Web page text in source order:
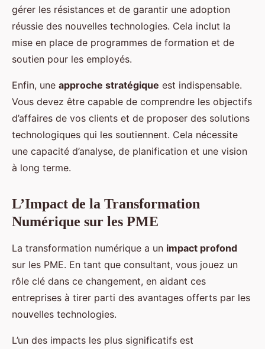
gérer les résistances et de garantir une adoption
réussie des nouvelles technologies. Cela inclut la
mise en place de programmes de formation et de
soutien pour les employés.
Enfin, une approche stratégique est indispensable.
Vous devez être capable de comprendre les objectifs
d’affaires de vos clients et de proposer des solutions
technologiques qui les soutiennent. Cela nécessite
une capacité d’analyse, de planification et une vision
à long terme.
L’Impact de la Transformation
Numérique sur les PME
La transformation numérique a un impact profond
sur les PME. En tant que consultant, vous jouez un
rôle clé dans ce changement, en aidant ces
entreprises à tirer parti des avantages offerts par les
nouvelles technologies.
L’un des impacts les plus significatifs est